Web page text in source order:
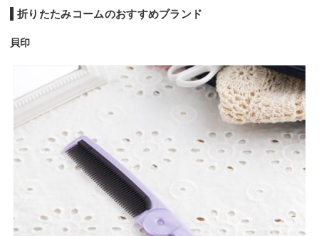
折りたたみコームのおすすめブランド
貝印